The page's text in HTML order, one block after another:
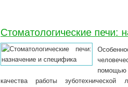
Стоматологические печи:
помощью
качества работы зуботехнической